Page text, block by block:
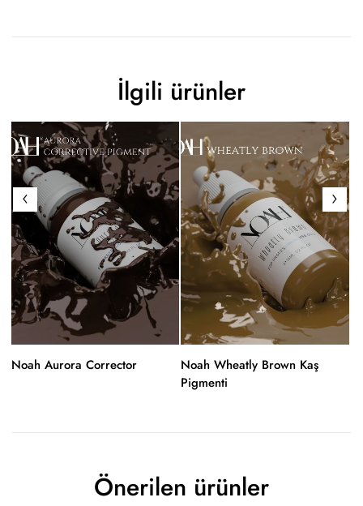
İlgili ürünler
Noah Aurora Corrector
Noah Wheatly Brown Kaş
Pigmenti
Önerilen ürünler